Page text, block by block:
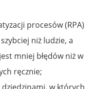
procesów (RPA)
niż ludzie, a
mniej błędów niż w
ręcznie;